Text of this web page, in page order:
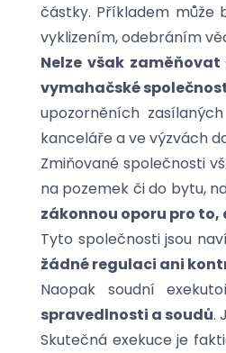
částky. Příkladem může
vyklizením, odebráním
Nelze však
vymahačské
upozorněních
kanceláře a ve výzvách
Zmiňované společnosti
na pozemek či do bytu,
zákonnou oporu pro
Tyto společnosti jsou
žádné regulaci ani
Naopak soudní
spravedlnosti a soudů.
Skutečná exekuce je